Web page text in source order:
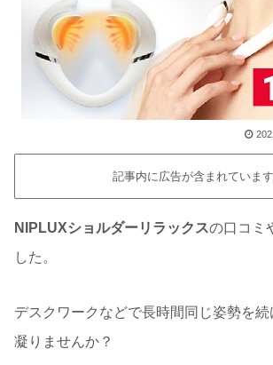
記事内に広告が含まれています
NIPLUXショルダーリラックスの口コミ
した。
デスクワークなどで長時間同じ姿勢を
凝りませんか？